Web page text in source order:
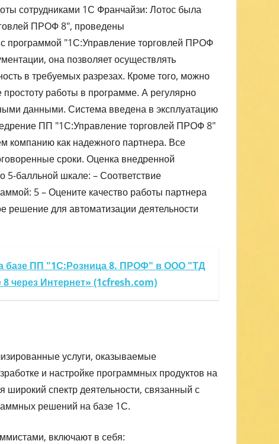
сотрудниками 1С Франчайзи: Лотос была
ПРОФ 8", проведены
программой "1С:Управление торговлей ПРОФ
она позволяет осуществлять
в требуемых разрезах. Кроме того, можно
работы в программе. А регулярно
данными. Система введена в эксплуатацию
ПП "1С:Управление торговлей ПРОФ 8"
компанию как надежного партнера. Все
сроки. Оценка внедренной
балльной шкале: – Соответствие
5 – Оцените качество работы партнера
решение для автоматизации деятельности
базе ПП "1С:Розница 8. ПРОФ" в ООО "ТД
Интернет» (1cfresh.com)
услуги, оказываемые
и настройке программных продуктов на
спектр деятельности, связанный с
решений на базе 1С.
включают в себя: